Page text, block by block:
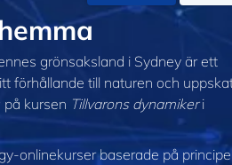
grönsaksland i Sydney är ett
förhållande till naturen och
kursen Tillvarons dynamikeri
onlinekurser baserade på